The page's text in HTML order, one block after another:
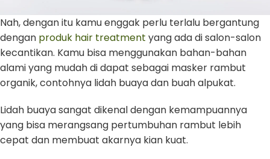
Nah, dengan itu kamu enggak perlu terlalu bergantung
dengan produk hair treatment yang ada di salon-salon
kecantikan. Kamu bisa menggunakan bahan-bahan
alami yang mudah di dapat sebagai masker rambut
organik, contohnya lidah buaya dan buah alpukat.
Lidah buaya sangat dikenal dengan kemampuannya
yang bisa merangsang pertumbuhan rambut lebih
cepat dan membuat akarnya kian kuat.